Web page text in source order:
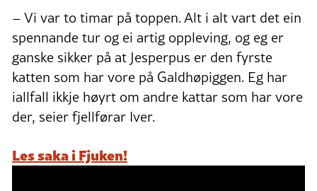
– Vi var to timar på toppen. Alt i alt vart det ein
spennande tur og ei artig oppleving, og eg er
ganske sikker på at Jesperpus er den fyrste
katten som har vore på Galdhøpiggen. Eg har
iallfall ikkje høyrt om andre kattar som har vore
der, seier fjellførar Iver.
Les saka i Fjuken!